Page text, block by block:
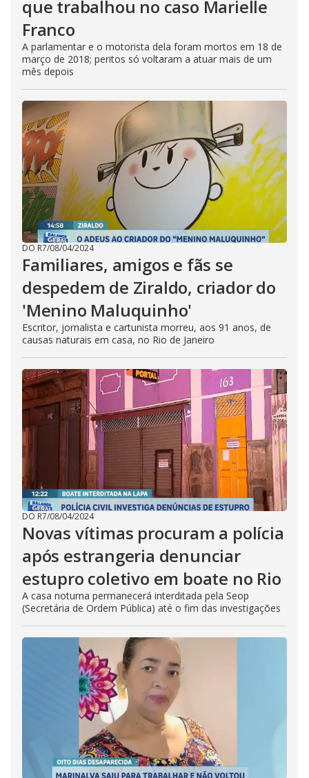
que trabalhou no caso Marielle
Franco
A parlamentar e o motorista dela foram mortos em 18 de
março de 2018; peritos só voltaram a atuar mais de um
mês depois
DO R7/08/04/2024
Familiares, amigos e fãs se
despedem de Ziraldo, criador do
'Menino Maluquinho'
Escritor, jornalista e cartunista morreu, aos 91 anos, de
causas naturais em casa, no Rio de Janeiro
DO R7/08/04/2024
Novas vítimas procuram a polícia
após estrangeria denunciar
estupro coletivo em boate no Rio
A casa noturna permanecerá interditada pela Seop
(Secretária de Ordem Pública) até o fim das investigações